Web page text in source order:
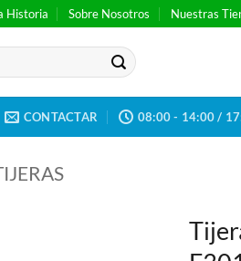
Historia Sobre Nosotros Nuestras
CONTACTAR 08:00 - 14:00 /